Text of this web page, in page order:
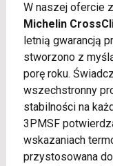
W naszej ofercie
Michelin
letnią gwarancją
stworzono z
porę roku.
wszechstronny
stabilności na
3PMSF
wskazaniach
przystosowana